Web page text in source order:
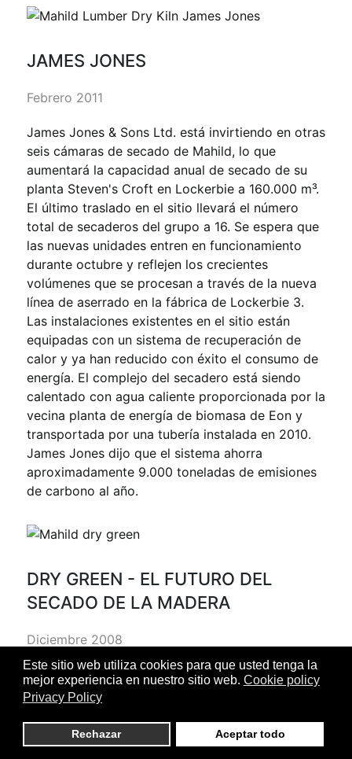
Este sitio web utiliza cookies para que usted tenga la
mejor experiencia en nuestro sitio web. Cookie policy
Privacy Policy
Rechazar Aceptar todo
JAMES JONES
Febrero 2011
James Jones & Sons Ltd. está invirtiendo en otras
seis cámaras de secado de Mahild, lo que
aumentará la capacidad anual de secado de su
planta Steven's Croft en Lockerbie a 160.000 m³.
El último traslado en el sitio llevará el número
total de secaderos del grupo a 16. Se espera que
las nuevas unidades entren en funcionamiento
durante octubre y reflejen los crecientes
volúmenes que se procesan a través de la nueva
línea de aserrado en la fábrica de Lockerbie 3.
Las instalaciones existentes en el sitio están
equipadas con un sistema de recuperación de
calor y ya han reducido con éxito el consumo de
energía. El complejo del secadero está siendo
calentado con agua caliente proporcionada por la
vecina planta de energía de biomasa de Eon y
transportada por una tubería instalada en 2010.
James Jones dijo que el sistema ahorra
aproximadamente 9.000 toneladas de emisiones
de carbono al año.
DRY GREEN - EL FUTURO DEL
SECADO DE LA MADERA
Diciembre 2008
Introducción de la política ambiental del MAHILD
por medio del enfoque de la tecnología
desempeño ambiental, con una alta productividad
consistente para el beneficio de nuestro medio